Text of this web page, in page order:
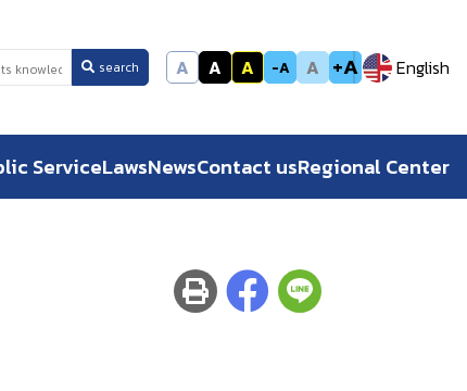
search A A A -A A +A English
ServiceLawsNewsContact usRegional Center